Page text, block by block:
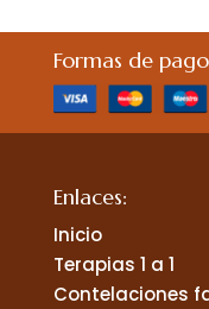
Formas de pago
Enlaces:
Inicio
Terapias 1 a 1
Contelaciones